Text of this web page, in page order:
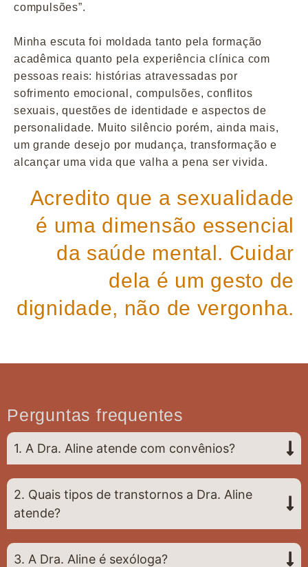
compulsões”.
Minha escuta foi moldada tanto pela formação
acadêmica quanto pela experiência clínica com
pessoas reais: histórias atravessadas por
sofrimento emocional, compulsões, conflitos
sexuais, questões de identidade e aspectos de
personalidade. Muito silêncio porém, ainda mais,
um grande desejo por mudança, transformação e
alcançar uma vida que valha a pena ser vivida.
Acredito que a sexualidade
é uma dimensão essencial
da saúde mental. Cuidar
dela é um gesto de
dignidade, não de vergonha.
Perguntas frequentes
1. A Dra. Aline atende com convênios?
2. Quais tipos de transtornos a Dra. Aline
atende?
3. A Dra. Aline é sexóloga?